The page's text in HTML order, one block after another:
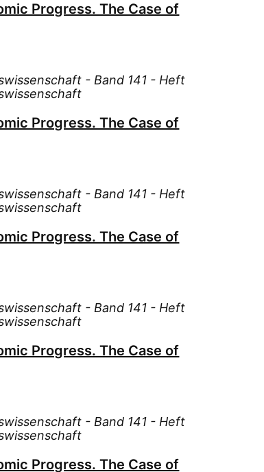
Progress. The Case of
- Band 141 - Heft
Progress. The Case of
- Band 141 - Heft
Progress. The Case of
- Band 141 - Heft
Progress. The Case of
- Band 141 - Heft
Progress. The Case of